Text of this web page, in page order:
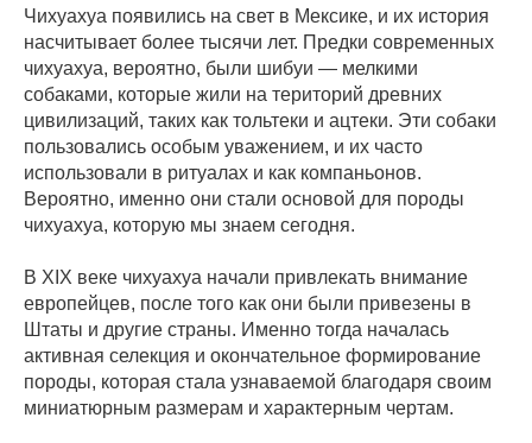
Чихуахуа появились на свет в Мексике, и их история
насчитывает более тысячи лет. Предки современных
чихуахуа, вероятно, были шибуи — мелкими
собаками, которые жили на територий древних
цивилизаций, таких как тольтеки и ацтеки. Эти собаки
пользовались особым уважением, и их часто
использовали в ритуалах и как компаньонов.
Вероятно, именно они стали основой для породы
чихуахуа, которую мы знаем сегодня.
В XIX веке чихуахуа начали привлекать внимание
европейцев, после того как они были привезены в
Штаты и другие страны. Именно тогда началась
активная селекция и окончательное формирование
породы, которая стала узнаваемой благодаря своим
миниатюрным размерам и характерным чертам.